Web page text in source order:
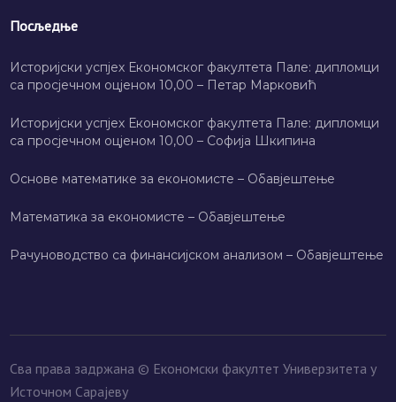
Посљедње
Историјски успјех Економског факултета Пале: дипломци
са просјечном оцјеном 10,00 – Петар Марковић
Историјски успјех Економског факултета Пале: дипломци
са просјечном оцјеном 10,00 – Софија Шкипина
Основе математике за економисте – Обавјештење
Математика за економисте – Обавјештење
Рачуноводство са финансијском анализом – Обавјештење
Сва права задржана © Економски факултет Универзитета у
Источном Сарајеву